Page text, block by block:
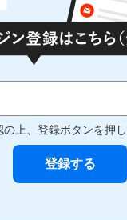
の上、登録ボタンを押し